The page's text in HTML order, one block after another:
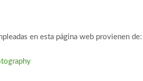
en esta página web provienen de: